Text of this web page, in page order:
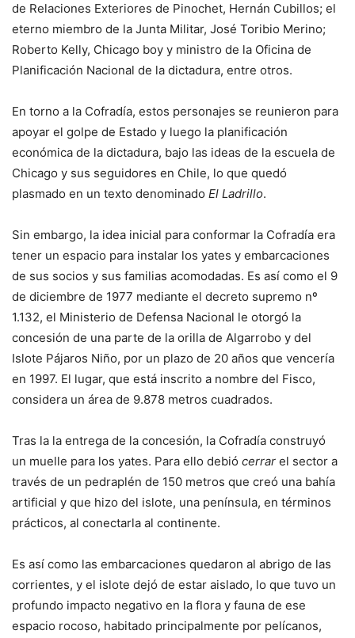
de Relaciones Exteriores de Pinochet, Hernán Cubillos; el
eterno miembro de la Junta Militar, José Toribio Merino;
Roberto Kelly, Chicago boy y ministro de la Oficina de
Planificación Nacional de la dictadura, entre otros.
En torno a la Cofradía, estos personajes se reunieron para
apoyar el golpe de Estado y luego la planificación
económica de la dictadura, bajo las ideas de la escuela de
Chicago y sus seguidores en Chile, lo que quedó
plasmado en un texto denominado El Ladrillo.
Sin embargo, la idea inicial para conformar la Cofradía era
tener un espacio para instalar los yates y embarcaciones
de sus socios y sus familias acomodadas. Es así como el 9
de diciembre de 1977 mediante el decreto supremo nº
1.132, el Ministerio de Defensa Nacional le otorgó la
concesión de una parte de la orilla de Algarrobo y del
Islote Pájaros Niño, por un plazo de 20 años que vencería
en 1997. El lugar, que está inscrito a nombre del Fisco,
considera un área de 9.878 metros cuadrados.
Tras la la entrega de la concesión, la Cofradía construyó
un muelle para los yates. Para ello debió cerrar el sector a
través de un pedraplén de 150 metros que creó una bahía
artificial y que hizo del islote, una península, en términos
prácticos, al conectarla al continente.
Es así como las embarcaciones quedaron al abrigo de las
corrientes, y el islote dejó de estar aislado, lo que tuvo un
profundo impacto negativo en la flora y fauna de ese
espacio rocoso, habitado principalmente por pelícanos,